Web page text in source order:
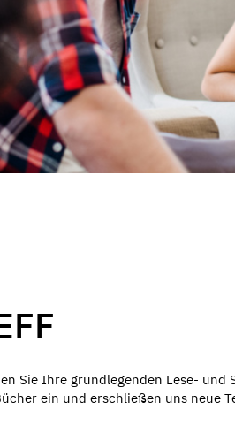
Sie Ihre grundlegenden Lese-
ein und erschließen uns neue